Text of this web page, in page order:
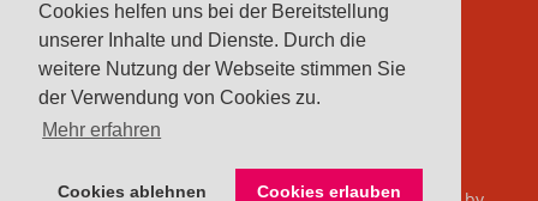
Cookies helfen uns bei der Bereitstellung
unserer Inhalte und Dienste. Durch die
weitere Nutzung der Webseite stimmen Sie
der Verwendung von Cookies zu.
Mehr erfahren
Cookies ablehnen Cookies erlauben
IMPRESSUM
VEREINE
VORSTAND